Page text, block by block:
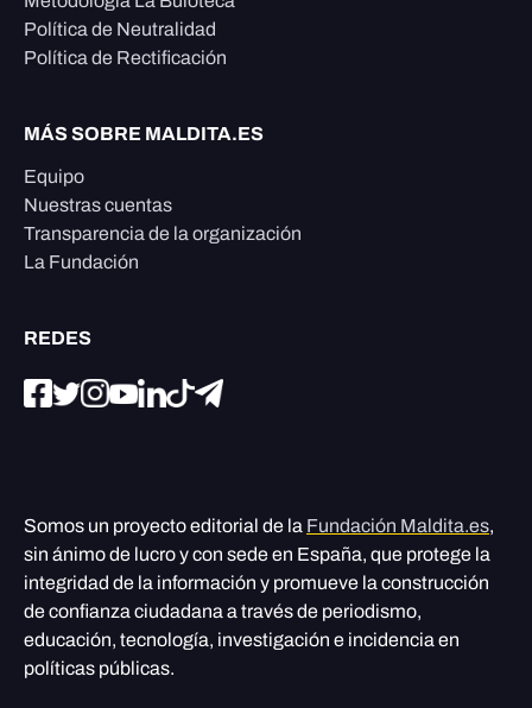
Política de Neutralidad
Política de Rectificación
MÁS SOBRE MALDITA.ES
Equipo
Nuestras cuentas
Transparencia de la organización
La Fundación
REDES
Somos un proyecto editorial de la Fundación Maldita.es,
sin ánimo de lucro y con sede en España, que protege la
integridad de la información y promueve la construcción
de confianza ciudadana a través de periodismo,
educación, tecnología, investigación e incidencia en
políticas públicas.